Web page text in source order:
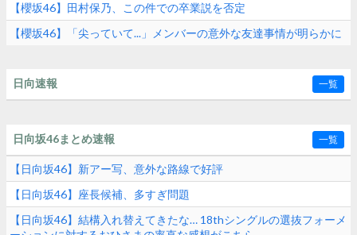
【櫻坂46】田村保乃、この件での卒業説を否定
【櫻坂46】「尖っていて...」メンバーの意外な友達事情が明らかに
日向速報 一覧
日向坂46まとめ速報 一覧
【日向坂46】新アー写、意外な路線で好評
【日向坂46】座長候補、多すぎ問題
【日向坂46】結構入れ替えてきたな… 18thシングルの選抜フォーメ